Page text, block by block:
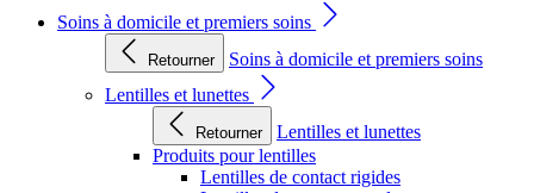
Soins à domicile et premiers soins
Retourner
Soins à domicile et premiers soins
Lentilles et lunettes
Retourner
Lentilles et lunettes
Produits pour lentilles
Lentilles de contact rigides